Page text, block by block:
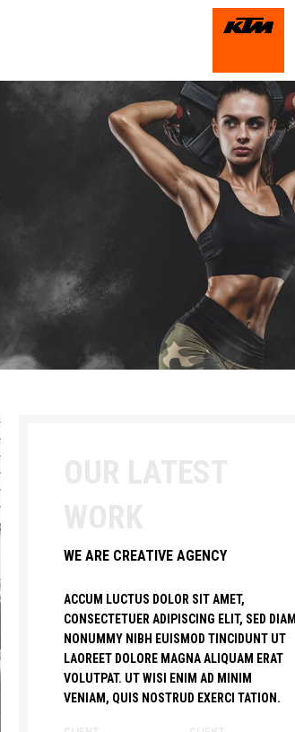
WE ARE CREATIVE AGENCY
ACCUM LUCTUS DOLOR SIT AMET,
CONSECTETUER ADIPISCING ELIT, SED DIAM
NONUMMY NIBH EUISMOD TINCIDUNT UT
LAOREET DOLORE MAGNA ALIQUAM ERAT
VOLUTPAT. UT WISI ENIM AD MINIM
VENIAM, QUIS NOSTRUD EXERCI TATION.